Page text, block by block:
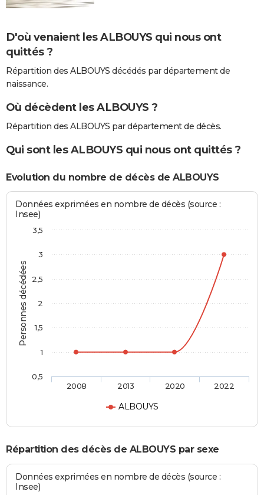
D'où venaient les ALBOUYS qui nous ont
quittés ?
Répartition des ALBOUYS décédés par département de
naissance.
Où décèdent les ALBOUYS ?
Répartition des ALBOUYS par département de décès.
Qui sont les ALBOUYS qui nous ont quittés ?
Evolution du nombre de décès de ALBOUYS
Personnes décédées
Données exprimées en nombre de décès (source :
Insee)
ALBOUYS
2008 2013 2020 2022
0,5
1
1,5
2
2,5
3
3,5
Répartition des décès de ALBOUYS par sexe
Données exprimées en nombre de décès (source :
Insee)